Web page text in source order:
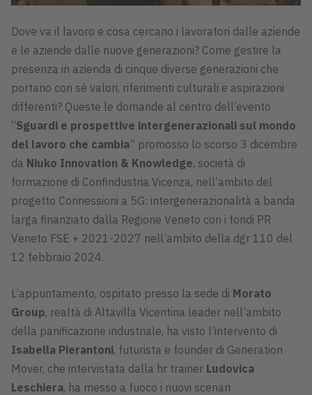
Dove va il lavoro e cosa cercano i lavoratori dalle aziende
e le aziende dalle nuove generazioni? Come gestire la
presenza in azienda di cinque diverse generazioni che
portano con sé valori, riferimenti culturali e aspirazioni
differenti? Queste le domande al centro dell’evento
“Sguardi e prospettive intergenerazionali sul mondo
del lavoro che cambia” promosso lo scorso 3 dicembre
da Niuko Innovation & Knowledge, società di
formazione di Confindustria Vicenza, nell’ambito del
progetto Connessioni a 5G: intergenerazionalità a banda
larga finanziato dalla Regione Veneto con i fondi PR
Veneto FSE + 2021-2027 nell’ambito della dgr 110 del
12 febbraio 2024.
L’appuntamento, ospitato presso la sede di Morato
Group, realtà di Altavilla Vicentina leader nell’ambito
della panificazione industriale, ha visto l’intervento di
Isabella Pierantoni, futurista e founder di Generation
Mover, che intervistata dalla hr trainer Ludovica
Leschiera, ha messo a fuoco i nuovi scenari